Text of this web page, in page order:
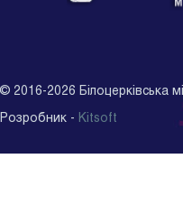
© 2016-2026 Білоцерківська
Розробник - Kitsoft